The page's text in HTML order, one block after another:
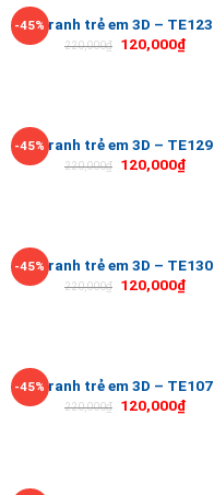
-45%Tranh trẻ em 3D – TE123
220,000₫ 120,000₫
-45%Tranh trẻ em 3D – TE129
220,000₫ 120,000₫
-45%Tranh trẻ em 3D – TE130
220,000₫ 120,000₫
-45%Tranh trẻ em 3D – TE107
220,000₫ 120,000₫